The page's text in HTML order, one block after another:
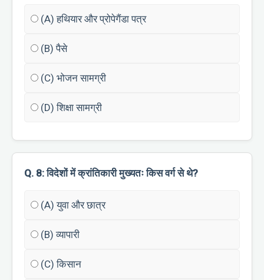
(A) हथियार और प्रोपेगैंडा पत्र
(B) पैसे
(C) भोजन सामग्री
(D) शिक्षा सामग्री
Q. 8: विदेशों में क्रांतिकारी मुख्यतः किस वर्ग से थे?
(A) युवा और छात्र
(B) व्यापारी
(C) किसान